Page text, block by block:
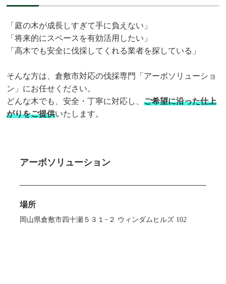
「庭の木が成長しすぎて手に負えない」
「将来的にスペースを有効活用したい」
「高木でも安全に伐採してくれる業者を探している」
そんな方は、倉敷市対応の伐採専門「アーボソリューショ
ン」にお任せください。
どんな木でも、安全・丁寧に対応し、ご希望に沿った仕上
がりをご提供いたします。
アーボソリューション
場所
岡山県倉敷市四十瀬５３１−２ ウィンダムヒルズ 102